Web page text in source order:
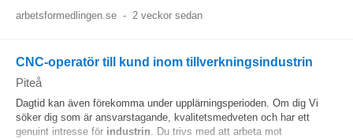
arbetsformedlingen.se - 2 veckor sedan
CNC-operatör till kund inom tillverkningsindustrin
Piteå
Dagtid kan även förekomma under upplärningsperioden. Om dig Vi
söker dig som är ansvarstagande, kvalitetsmedveten och har ett
genuint intresse för industrin. Du trivs med att arbeta mot